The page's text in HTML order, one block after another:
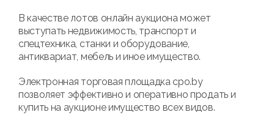
В качестве лотов онлайн аукциона может
выступать недвижимость, транспорт и
спецтехника, станки и оборудование,
антиквариат, мебель и иное имущество.
Электронная торговая площадка cpo.by
позволяет эффективно и оперативно продать и
купить на аукционе имущество всех видов.